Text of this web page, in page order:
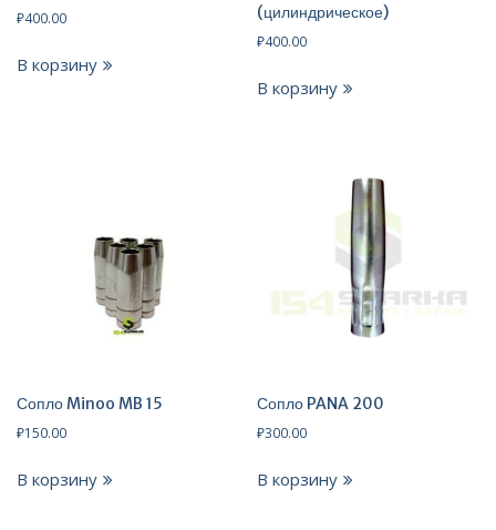
₽400.00
В корзину
(цилиндрическое)
₽400.00
В корзину
Сопло Minoo MB 15
₽150.00
В корзину
Сопло PANA 200
₽300.00
В корзину